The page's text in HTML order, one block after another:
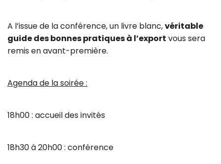
A l’issue de la conférence, un livre blanc,véritable
guide des bonnes pratiques à l’export vous sera
remis en avant-première.
Agenda de la soirée :
18h00 : accueil des invités
18h30 à 20h00 : conférence